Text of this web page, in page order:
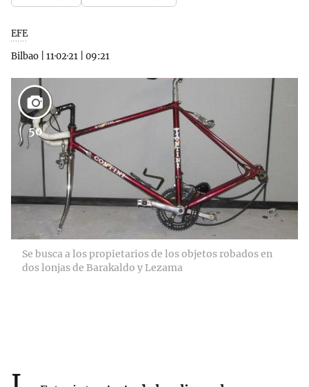
EFE
Bilbao
11·02·21 09:21
50
Se busca a los propietarios de los objetos robados en
dos lonjas de Barakaldo y Lezama